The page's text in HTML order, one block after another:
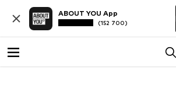
ABOUT YOU App
(152 700)